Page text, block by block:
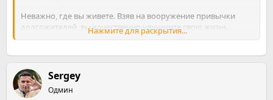
Неважно, где вы живете. Взяв на вооружение привычки
долгожителей, вы качественно улучшите свою жизнь.
Чтение этой книги подарит вам несколько дополнительных
Нажмите для раскрытия...
Sergey
Одмин